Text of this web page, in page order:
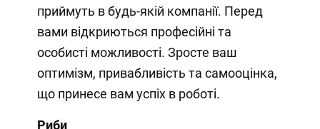
приймуть в будь-якій компанії. Перед
вами відкриються професійні та
особисті можливості. Зросте ваш
оптимізм, привабливість та самооцінка,
що принесе вам успіх в роботі.
Риби